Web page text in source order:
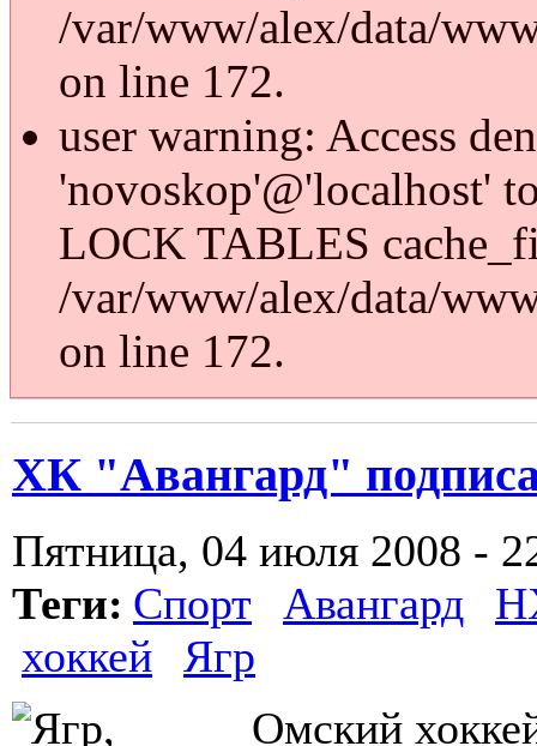
/var/www/alex/data/
on line 172.
user warning: Access
'novoskop'@'localhost'
LOCK TABLES
/var/www/alex/data/
on line 172.
ХК "Авангард"
Пятница, 04 июля 2008 -
Теги: Спорт Авангард
хоккей
Ягр
Омский